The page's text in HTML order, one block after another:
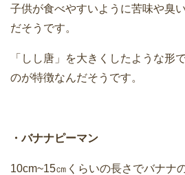
子供が食べやすいように苦味や臭
だそうです。
「しし唐」を大きくしたような形
のが特徴なんだそうです。
・バナナピーマン
10cm~15㎝くらいの長さでバナナ